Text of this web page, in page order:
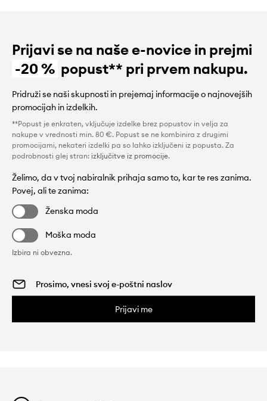
Prijavi se na naše e-novice in prejmi
-20 % popust** pri prvem nakupu.
Pridruži se naši skupnosti in prejemaj informacije o najnovejših
promocijah in izdelkih.
**Popust je enkraten, vključuje izdelke brez popustov in velja za
nakupe v vrednosti min. 80 €. Popust se ne kombinira z drugimi
promocijami, nekateri izdelki pa so lahko izključeni iz popusta. Za
podrobnosti glej stran: izključitve iz promocije.
Želimo, da v tvoj nabiralnik prihaja samo to, kar te res zanima.
Povej, ali te zanima:
Ženska moda
Moška moda
Izbira ni obvezna.
Prijavi me